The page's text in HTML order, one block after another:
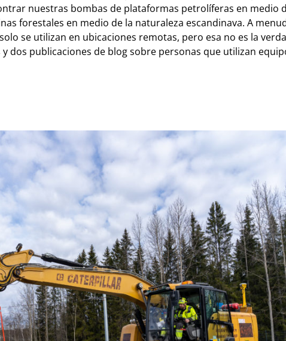
nuestras bombas de plataformas petrolíferas en medio
forestales en medio de la naturaleza escandinava. A
se utilizan en ubicaciones remotas, pero esa no es la
dos publicaciones de blog sobre personas que utilizan